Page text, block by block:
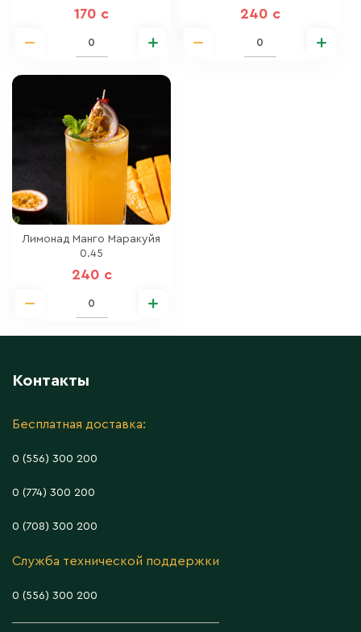
170 c 240 c
Лимонад Манго Маракуйя
0.45
240 c
Контакты
Бесплатная доставка:
0 (556) 300 200
0 (774) 300 200
0 (708) 300 200
Служба технической поддержки
0 (556) 300 200